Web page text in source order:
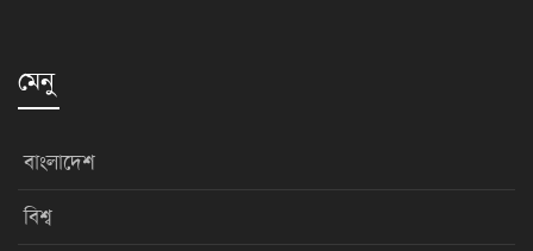
মেনু
বাংলাদেশ
বিশ্ব